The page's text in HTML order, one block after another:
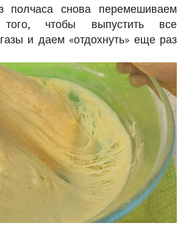
полчаса снова перемешиваем
чтобы выпустить все
и даем «отдохнуть» еще раз